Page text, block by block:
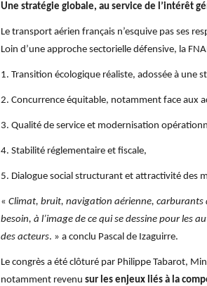
Une stratégie globale, au service de l’intérêt
Le transport aérien français n’esquive pas ses
Loin d’une approche sectorielle défensive, la
1. Transition écologique réaliste, adossée à une
2. Concurrence équitable, notamment face aux
3. Qualité de service et modernisation
4. Stabilité réglementaire et fiscale,
5. Dialogue social structurant et attractivité des
« Climat, bruit, navigation aérienne, carburants
besoin, à l’image de ce qui se dessine pour les
des acteurs. » a conclu Pascal de Izaguirre.
Le congrès a été clôturé par Philippe Tabarot,
notamment revenu sur les enjeux liés à la